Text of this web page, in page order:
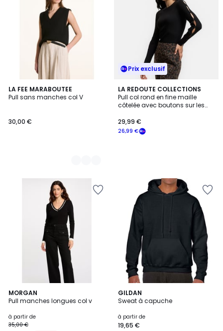
LA FEE MARABOUTEE
Pull sans manches col V
30,00 €
2
Couleurs
Prix exclusif
LA REDOUTE COLLECTIONS
Pull col rond en fine maille
côtelée avec boutons sur les
26,99 €
29,99 €
MORGAN
Pull manches longues col v
à partir de
35,00 €
5
/
3
Couleurs
GILDAN
Sweat à capuche
à partir de
19,65 €
39
Couleurs